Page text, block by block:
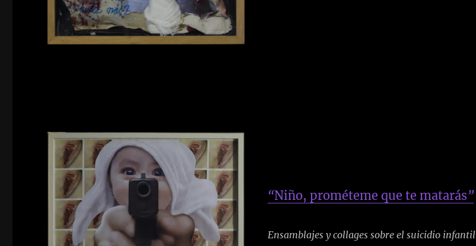
“Niño, prométeme que te matarás”
Ensamblajes y collages sobre el suicidio infantil